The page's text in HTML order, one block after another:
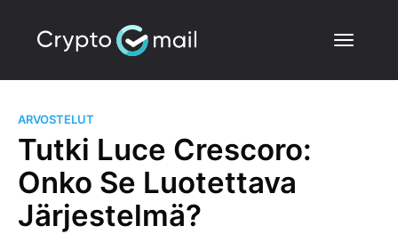
ARVOSTELUT
Tutki Luce Crescoro:
Onko Se Luotettava
Järjestelmä?